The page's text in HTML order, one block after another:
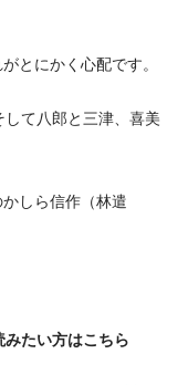
とにかく心配です。
て八郎と三津、喜美
しら信作（林遣
たい方はこちら